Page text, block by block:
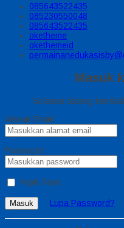
085643522435
085230550048
085643522435
oketheme
okethemeid
Masuk
Selamat datang
Alamat Email
Password
Ingat Saya
Masuk Lupa Password?